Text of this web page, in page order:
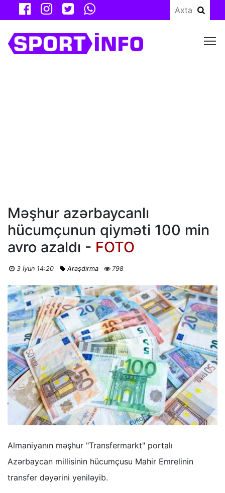
Məşhur azərbaycanlı
hücumçunun qiyməti 100 min
avro azaldı - FOTO
3 İyun 14:20 Araşdırma 798
Almaniyanın məşhur "Transfermarkt" portalı
Azərbaycan millisinin hücumçusu Mahir Emrelinin
transfer dəyərini yeniləyib.